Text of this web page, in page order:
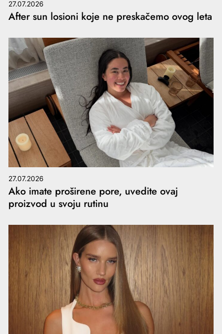
27.07.2026
After sun losioni koje ne preskačemo ovog leta
27.07.2026
Ako imate proširene pore, uvedite ovaj
proizvod u svoju rutinu